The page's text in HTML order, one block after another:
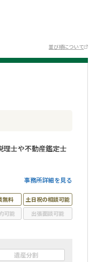
並び順について
理士や不動産鑑定士
事務所詳細を見る
無料
土日祝の相談可能
可能 出張面談可能
遺産分割